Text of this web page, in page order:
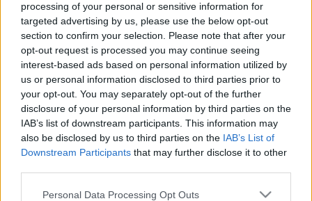
processing of your personal or sensitive information for
targeted advertising by us, please use the below opt-out
section to confirm your selection. Please note that after your
opt-out request is processed you may continue seeing
interest-based ads based on personal information utilized by
us or personal information disclosed to third parties prior to
your opt-out. You may separately opt-out of the further
disclosure of your personal information by third parties on the
IAB’s list of downstream participants. This information may
also be disclosed by us to third parties on the IAB’s List of
Downstream Participants that may further disclose it to other
Please note that this website/app uses one or more Google
Personal Data Processing Opt Outs
Για το ανθρωπιστικό του έργο με το διάσημο
βραβείο «Bob Hope» θα τιμηθεί οηθοποιός
σκηνοθέτης και ακτιβιστήςΣον Πεν (Sean
Penn)από τηνΑκαδημία Τηλεόρασης,
σύμφωνα με το Variety.
«Ο ακτιβισμός και οι τεράστιες
ανθρωπιστικές προσπάθειες τουΣον είχαν
βαθύ αντίκτυπο στην παγκόσμια κοινότητα.
Χρησιμοποίησε αποτελεσματικά την
πλατφόρμα του για να κινητοποιήσει τον